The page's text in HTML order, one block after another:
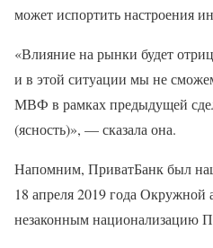
может испортить настроения
«Влияние на рынки будет
и в этой ситуации мы не
МВФ в рамках предыдущей
(ясность)», — сказала она.
Напомним, ПриватБанк был
18 апреля 2019 года Окружной
незаконным национализацию